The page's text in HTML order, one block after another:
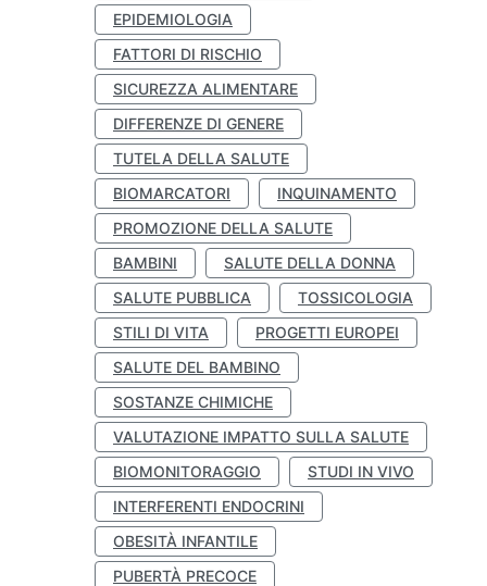
EPIDEMIOLOGIA
FATTORI DI RISCHIO
SICUREZZA ALIMENTARE
DIFFERENZE DI GENERE
TUTELA DELLA SALUTE
BIOMARCATORI
INQUINAMENTO
PROMOZIONE DELLA SALUTE
BAMBINI
SALUTE DELLA DONNA
SALUTE PUBBLICA
TOSSICOLOGIA
STILI DI VITA
PROGETTI EUROPEI
SALUTE DEL BAMBINO
SOSTANZE CHIMICHE
VALUTAZIONE IMPATTO SULLA SALUTE
BIOMONITORAGGIO
STUDI IN VIVO
INTERFERENTI ENDOCRINI
OBESITÀ INFANTILE
PUBERTÀ PRECOCE